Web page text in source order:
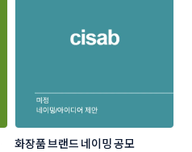
화장품 브랜드 네이밍 공모